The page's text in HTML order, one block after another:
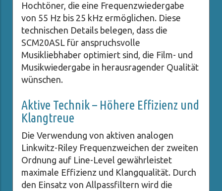
Hochtöner, die eine Frequenzwiedergabe
von 55 Hz bis 25 kHz ermöglichen. Diese
technischen Details belegen, dass die
SCM20ASL für anspruchsvolle
Musikliebhaber optimiert sind, die Film- und
Musikwiedergabe in herausragender Qualität
wünschen.
Aktive Technik – Höhere Effizienz und
Klangtreue
Die Verwendung von aktiven analogen
Linkwitz-Riley Frequenzweichen der zweiten
Ordnung auf Line-Level gewährleistet
maximale Effizienz und Klangqualität. Durch
den Einsatz von Allpassfiltern wird die